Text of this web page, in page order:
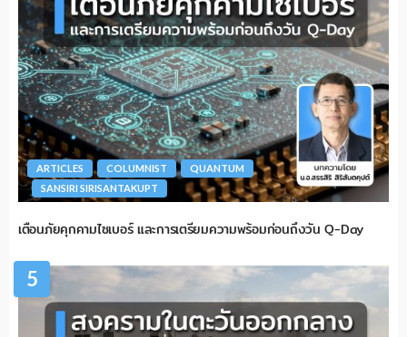
ARTICLES COLUMNIST
QUANTUM
SANSIRI SIRISANTAKUPT
เตือนภัยคุกคามไซเบอร์ และการเตรียมความพร้อมก่อนถึงวัน Q-Day
5